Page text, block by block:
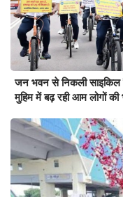
जन भवन से निकली साइकिल
मुहिम में बढ़ रही आम लोगों की